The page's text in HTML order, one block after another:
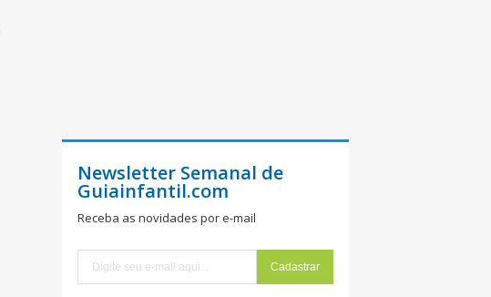
Newsletter Semanal de
Guiainfantil.com
Receba as novidades por e-mail